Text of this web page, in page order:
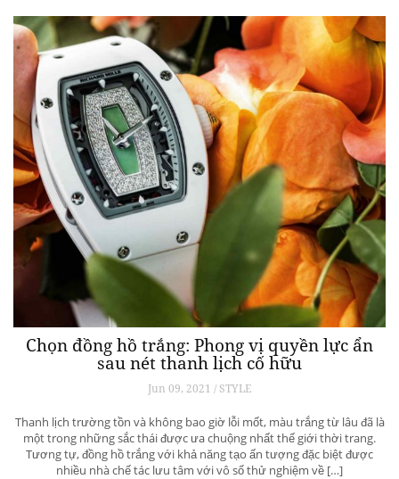
Chọn đồng hồ trắng: Phong vị quyền lực ẩn
sau nét thanh lịch cố hữu
Jun 09, 2021 / STYLE
Thanh lịch trường tồn và không bao giờ lỗi mốt, màu trắng từ lâu đã là
một trong những sắc thái được ưa chuộng nhất thế giới thời trang.
Tương tự, đồng hồ trắng với khả năng tạo ấn tượng đặc biệt được
nhiều nhà chế tác lưu tâm với vô số thử nghiệm về […]